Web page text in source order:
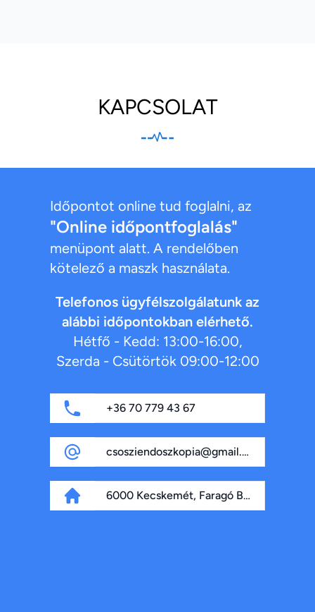
KAPCSOLAT
Időpontot online tud foglalni, az
"Online időpontfoglalás"
menüpont alatt. A rendelőben
kötelező a maszk használata.
Telefonos ügyfélszolgálatunk az
alábbi időpontokban elérhető.
Hétfő - Kedd: 13:00-16:00,
Szerda - Csütörtök 09:00-12:00
+36 70 779 43 67
csosziendoszkopia@gmail.com
6000 Kecskemét, Faragó Béla fasor 4